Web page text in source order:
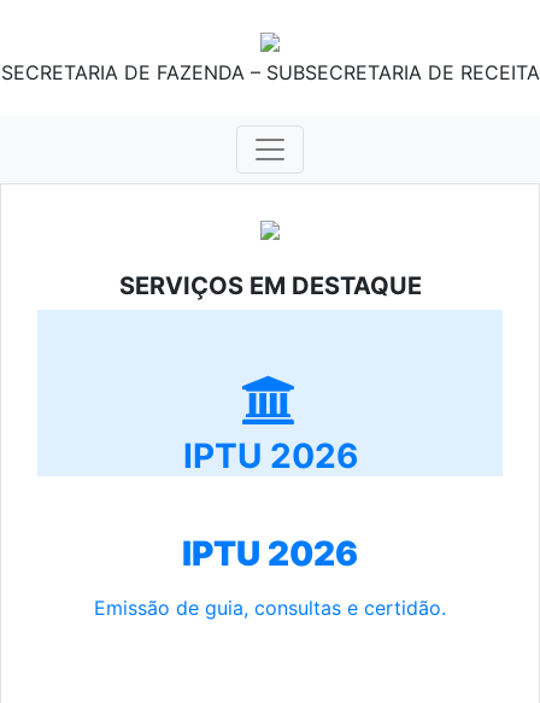
SECRETARIA DE FAZENDA – SUBSECRETARIA DE RECEITA
SERVIÇOS EM DESTAQUE
IPTU 2026
IPTU 2026
Emissão de guia, consultas e certidão.